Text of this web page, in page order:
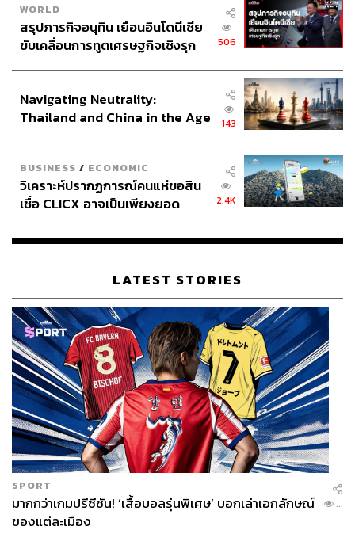
สงครามข่าว IO
ขอเชิญไปส่องเพจเหล่านี้ แล้วจะรู้ว่าระบอบ
ประยุทธ์รุกโลกออนไลน์อย่างหนักหน่วง เพจเดินตามลุงตู่
หมาไม่กัด, จับผีการเมืองถ่วงหม้อ, ปรองดองเป็นของ
ประชาชน, ซูฮกลุงตู่, มั่นใจว่าคนไทยเกิน 1 ล้านคน
สนับสนุนลุงตู่เป็นนายก, ไทยนิยม, ใต้โต๊ะ ครม., สายลับจับ
แหล, ลูงตู่มาแว้วๆๆๆ, กองอำนวยการรักษาความสงบแห่ง
ชาติ,Gen.Prayut Chan-o-cha ทีมงาน
, ทีมลุงตู่, ขอล้าน like
สนับสนุนให้ พลเอกประยุทธ์ จันทร์โอชา เป็นนายก, ไทยคู่ฟ้า,
มั่นใจคนไทยทั้งแผ่นดินเชียร์ลุงตู่
, สายตรงข่าวกรอง และอื่นๆ
เพจเหล่านี้มีเป้าหมายอยู่ที่การโฆษณาชวนเชื่อและเร้าวาท
กรรม ‘นักการเมืองเลว’ ให้กลับมาทำงานอีกครั้ง
6. ทีมวางแผนสืบทอดอำนาจ– ชัดแล้วว่า สูตรทางการที่จะ
เกิดขึ้นหลังการเลือกครั้งหน้าคือสูตรนายกฯ คนใน นายกฯ
คนกลาง สูตรนี้ต้องอาศัยการสร้างกองหนุนแห่งชาติ กอง
หนุนลุงตู่ให้ใหญ่โตที่สุด จะสำเร็จได้ก็ด้วย ‘พลังดูดชั้นดี’
สำหรับนักการเมืองเก๋าเกม เมื่อดีลลับ-ผลประโยชน์ลงตัว ก็
ยินดีเป็นกองหนุน หลายรายถูกมัดใจด้วยเงิน เก้าอี้สำคัญ บาง
รายถูกบีบด้วยข้อกฎหมาย และหลายรายได้รับ ‘เค้ก’ เป็นก้อน
ที่พอดีคำ ทั้งคำรับปากว่าถ้าอยู่ยาวไปด้วยกัน ผลประโยชน์ที่
ได้รับก็จะมีความสม่ำเสมอ
WORLD
สรุปภารกิจอนุทิน เยือนอินโดนีเซีย
ขับเคลื่อนการทูตเศรษฐกิจเชิงรุก
506
Navigating Neutrality:
Thailand and China in the Age
143
BUSINESS / ECONOMIC
วิเคราะห์ปรากฏการณ์คนแห่ขอสิน
เชื่อ CLICX อาจเป็นเพียงยอด
เรือนไทยที่ถูกซุกไว้
2.4K
LATEST STORIES
SPORT
มากกว่าเกมปรีซีซัน! ‘เสื้อบอลรุ่นพิเศษ’ บอกเล่าเอกลักษณ์
ของแต่ละเมือง
...